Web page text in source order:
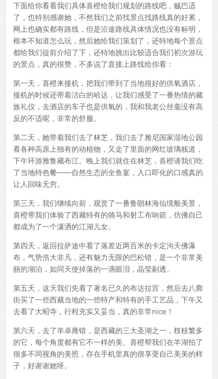
下面给你看看我们具体喜橙给我们规划的路线吧，贼巴适
了，也特别感谢她，不然我们之前找景点找路线真的好累，
网上也确实都有路线，但是沿途路线具体情况也没有标明，
根本不知道怎么玩，然后她给我们策划了，还特地每个景点
都给我们提前介绍了下，还特地挑出比较适合我们初次游玩
的景点，真的很赞，不多说了直接上路线给你看：
第一天，喜橙来接机，把我们带到了当地很好的供氧酒店，
接机的时候还带着洁白的哈达，让我们感受了一番热情的藏
族礼仪，去酒店的车子也是供氧的，我和我老公丝毫没有高
反的不适呢，非常的舒服。
第二天，她带着我们去了林芝，我们去了雅尼国家湿地公园
看各种高原上独有的动植物，又走了里面的网红玻璃栈道，
下午环游雅鲁藏布江。晚上我们就住在林芝，喜橙请我们吃
了当地特色餐——自然生态的全鱼宴，入口即化的口感真的
让人回味无穷。
第三天，我们继续向前，观赏了一番鲁朗林海仙境般美景，
喜橙带我们体验了西藏特有的骑马和射工布响箭，仿佛自己
都成为了一个潇洒的江湖儿女。
第四天，返回拉萨途中看了落差近两百米的卡定沟天佛瀑
布，气势浩大非凡，还有魅力无限的巴松错，是一个非常美
丽的湖泊，如同天使掉落的一滴眼泪，晶莹剔透。
第五天，这天我们先看了著名已久的布达拉宫，然后去八廓
街买了一些西藏当地的一些特产和特有的手工艺品，下午又
去看了大昭寺，行程充实又妥当，真的非常nice！
第六天，去了羊卓雍错，是西藏的三大圣湖之一，杈枝繁多
的它，每个角度都有它不一样的美。喜橙帮我们在羊湖拍了
很多不同视角的美照，存在手机里真的很享受自己美美的样
子，好谢谢她呀。